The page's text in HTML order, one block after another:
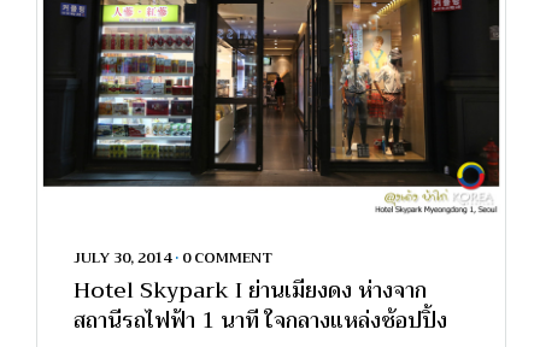
JULY 30, 2014 • 0 COMMENT
Hotel Skypark I ย่านเมียงดง ห่างจาก
สถานีรถไฟฟ้า 1 นาที ใจกลางแหล่งช้อปปิ้ง